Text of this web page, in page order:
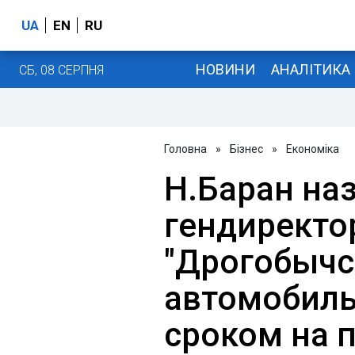
UA EN RU
СБ, 08 СЕРПНЯ НОВИНИ АНАЛІТИКА
Головна » Бізнес » Економіка
Н.Баран
сроком на